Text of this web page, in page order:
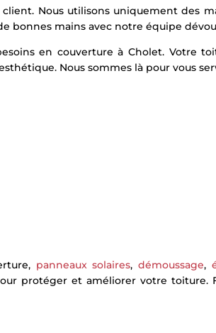
Nous utilisons uniquement des
bonnes mains avec notre équipe
en couverture à Cholet. Votre
Nous sommes là pour vous
panneaux solaires, démoussage,
protéger et améliorer votre toiture.